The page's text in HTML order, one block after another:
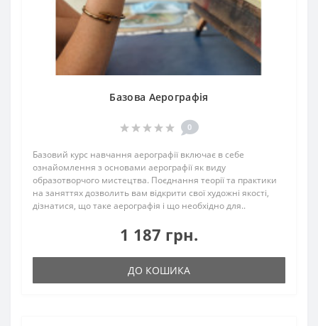
Базова Аерографія
0
Базовий курс навчання аерографії включає в себе
ознайомлення з основами аерографії як виду
образотворчого мистецтва. Поєднання теорії та практики
на заняттях дозволить вам відкрити свої художні якості,
дізнатися, що таке аерографія і що необхідно для..
1 187 грн.
ДО КОШИКА